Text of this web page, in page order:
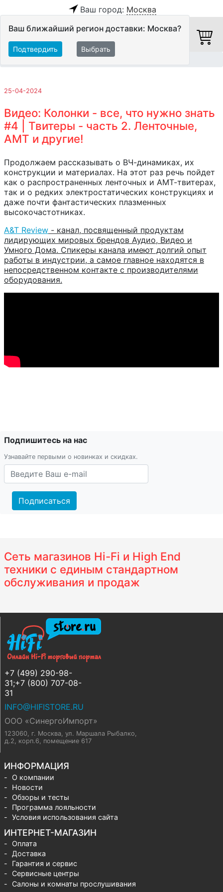
Ваш город: Москва
Ваш ближайший регион доставки: Москва?
Подтвердить Выбрать
25-04-2024
Видео: Колонки - все, что нужно знать
#4 | Твитеры - часть 2. Ленточные,
AMT и другие!
Продолжаем рассказывать о ВЧ-динамиках, их
конструкции и материалах. На этот раз речь пойдет
как о распространенных ленточных и АМТ-твитерах,
так и о редких электростатических конструкциях и
даже почти фантастических плазменных
высокочастотниках.
A&T Review - канал, посвященный продуктам
лидирующих мировых брендов Аудио, Видео и
Умного Дома. Спикеры канала имеют долгий опыт
работы в индустрии, а самое главное находятся в
непосредственном контакте с производителями
оборудования.
Подпишитесь на нас
Узнавайте первыми о новинках и скидках.
Подписаться
Сеть магазинов Hi-Fi и High End
техники с единым стандартном
обслуживания и продаж
+7 (499) 290-98-
31;+7 (800) 707-08-
31
INFO@HIFISTORE.RU
ООО «СинергоИмпорт»
123060, г. Москва, ул. Маршала Рыбалко,
д.2, корп.6, помещение 617
ИНФОРМАЦИЯ
О компании
Новости
Обзоры и тесты
Программа лояльности
Условия использования сайта
ИНТЕРНЕТ-МАГАЗИН
Оплата
Доставка
Гарантия и сервис
Сервисные центры
Салоны и комнаты прослушивания